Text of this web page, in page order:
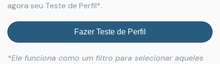
agora seu Teste de Perfil*.
Fazer Teste de Perfil
*Ele funciona como um filtro para selecionar aqueles